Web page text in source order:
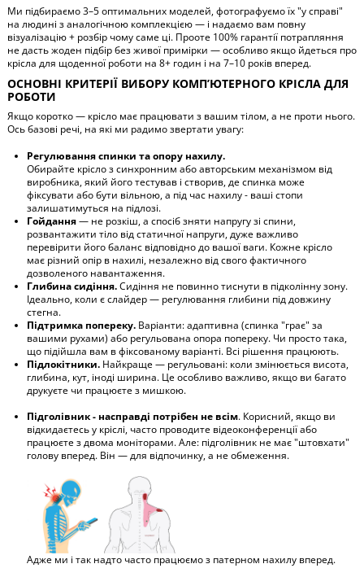
Ми підбираємо 3–5 оптимальних моделей, фотографуємо їх "у справі"
на людині з аналогічною комплекцією — і надаємо вам повну
візуалізацію + розбір чому саме ці. Прооте 100% гарантії потрапляння
не дасть жоден підбір без живої примірки — особливо якщо йдеться про
крісла для щоденної роботи на 8+ годин і на 7–10 років вперед.
ОСНОВНІ КРИТЕРІЇ ВИБОРУ КОМП’ЮТЕРНОГО КРІСЛА ДЛЯ
РОБОТИ
Якщо коротко — крісло має працювати з вашим тілом, а не проти нього.
Ось базові речі, на які ми радимо звертати увагу:
Регулювання спинки та опору нахилу.
Обирайте крісло з синхронним або авторським механізмом від
виробника, який його тестував і створив, де спинка може
фіксувати або бути вільною, а під час нахилу - ваші стопи
залишатимуться на підлозі.
Гойдання— не розкіш, а спосіб зняти напругу зі спини,
розвантажити тіло від статичної напруги, дуже важливо
перевірити його баланс відповідно до вашої ваги. Кожне крісло
має різний опір в нахилі, незалежно від свого фактичного
дозволеного навантаження.
Глибина сидіння.Сидіння не повинно тиснути в підколінну зону.
Ідеально, коли є слайдер — регулювання глибини під довжину
стегна.
Підтримка попереку. Варіанти: адаптивна (спинка "грає" за
вашими рухами) або регульована опора попереку. Чи просто така,
що підійшла вам в фіксованому варіанті. Всі рішення працюють.
Підлокітники. Найкраще — регульовані: коли змінюється висота,
глибина, кут, іноді ширина. Це особливо важливо, якщо ви багато
друкуєте чи працюєте з мишкою.
Підголівник - насправді потрібен не всім. Корисний, якщо ви
відкидаєтесь у кріслі, часто проводите відеоконференції або
працюєте з двома моніторами. Але: підголівник не має "штовхати"
голову вперед. Він — для відпочинку, а не обмеження.
Адже ми і так надто часто працюємо з патерном нахилу вперед.